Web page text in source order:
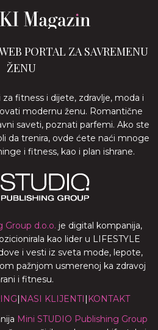
PORTAL ZA SAVREMENU
ŽENU
fitness i dijete, zdravlje, moda i
modernu ženu. Romantične
saveti, poznati parfemi. Ako ste
da trenira, ovde ćete naći mnoge
i fitness, kao i plan ishrane.
Group d.o.o. je digital kompanija,
kao lider u LIFESTYLE
i vesti iz sveta mode, lepote,
pažnjom usmerenoj ka zdravoj
i fitnesu.
| NASI KLIJENTI | KONTAKT
Mini STUDIO Publishing Group